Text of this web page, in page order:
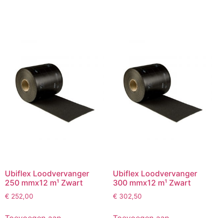
Ubiflex Loodvervanger
250 mmx12 m¹ Zwart
€ 252,00
Ubiflex Loodvervanger
300 mmx12 m¹ Zwart
€ 302,50